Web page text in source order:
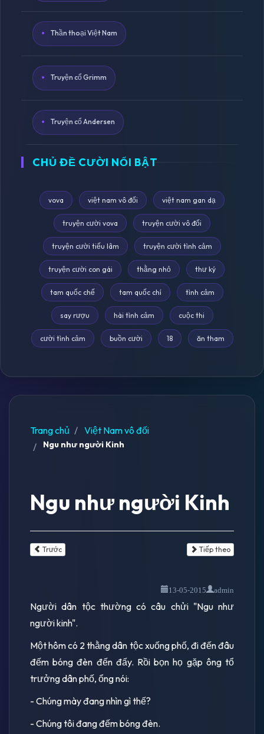
Thần thoại Việt Nam
Truyện cổ Grimm
Truyện cổ Andersen
CHỦ ĐỀ CƯỜI NỔI BẬT
vova việt nam vô đối việt nam gan dạ
truyện cười vova truyện cười vô đối
truyện cười tiếu lâm truyện cười tình cảm
truyện cười con gái thằng nhỏ thư ký
tam quốc chế tam quốc chí tình cảm
say rượu hài tình cảm cuộc thi
cười tình cảm buồn cười 18 ăn tham
Trang chủ Việt Nam vô đối
Ngu như người Kinh
Ngu như người Kinh
Trước Tiếp theo
13-05-2015 admin
Người dân tộc thường có câu chửi "Ngu như
người kinh".
Một hôm có 2 thằng dân tộc xuống phố, đi đến đâu
đếm bóng đèn đến đấy. Rồi bọn họ gặp ông tổ
trưởng dân phố, ổng nói:
- Chúng mày đang nhìn gì thế?
- Chúng tôi đang đếm bóng đèn.